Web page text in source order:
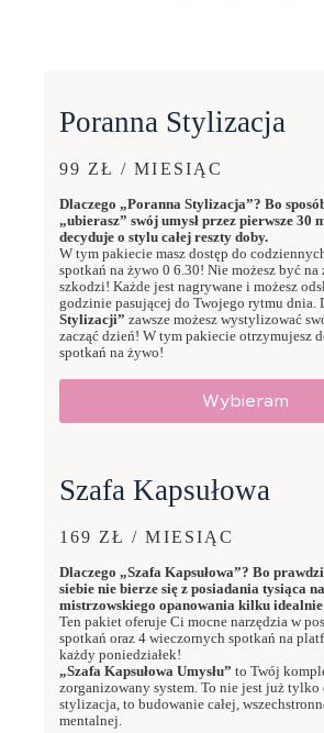
Poranna Stylizacja
99 ZŁ / MIESIĄC
Dlaczego „Poranna Stylizacja”? Bo
„ubierasz” swój umysł przez pierwsze 30
decyduje o stylu całej reszty doby.
W tym pakiecie masz dostęp do
spotkań na żywo 0 6.30! Nie możesz być na
szkodzi! Każde jest nagrywane i możesz
godzinie pasującej do Twojego rytmu dnia.
Stylizacji” zawsze możesz wystylizować
zacząć dzień! W tym pakiecie otrzymujesz
spotkań na żywo!
Wybieram
Szafa Kapsułowa
169 ZŁ / MIESIĄC
Dlaczego „Szafa Kapsułowa”? Bo
siebie nie bierze się z posiadania tysiąca
mistrzowskiego opanowania kilku idealnie
Ten pakiet oferuje Ci mocne narzędzia w
spotkań oraz 4 wieczornych spotkań na
każdy poniedziałek!
„Szafa Kapsułowa Umysłu” to Twój
zorganizowany system. To nie jest już tylko
stylizacja, to budowanie całej,
mentalnej.